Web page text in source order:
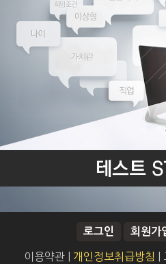
로그인 회원가
이용약관| 개인정보취급방침